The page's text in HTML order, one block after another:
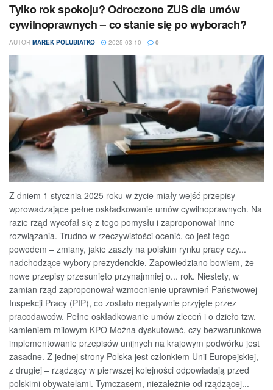
Tylko rok spokoju? Odroczono ZUS dla umów
cywilnoprawnych – co stanie się po wyborach?
AUTOR MAREK POLUBIATKO 2025-03-10 0
Z dniem 1 stycznia 2025 roku w życie miały wejść przepisy
wprowadzające pełne oskładkowanie umów cywilnoprawnych. Na
razie rząd wycofał się z tego pomysłu i zaproponował inne
rozwiązania. Trudno w rzeczywistości ocenić, co jest tego
powodem – zmiany, jakie zaszły na polskim rynku pracy czy...
nadchodzące wybory prezydenckie. Zapowiedziano bowiem, że
nowe przepisy przesunięto przynajmniej o... rok. Niestety, w
zamian rząd zaproponował wzmocnienie uprawnień Państwowej
Inspekcji Pracy (PIP), co zostało negatywnie przyjęte przez
pracodawców. Pełne oskładkowanie umów zleceń i o dzieło tzw.
kamieniem milowym KPO Można dyskutować, czy bezwarunkowe
implementowanie przepisów unijnych na krajowym podwórku jest
zasadne. Z jednej strony Polska jest członkiem Unii Europejskiej,
z drugiej – rządzący w pierwszej kolejności odpowiadają przed
polskimi obywatelami. Tymczasem, niezależnie od rządzącej...